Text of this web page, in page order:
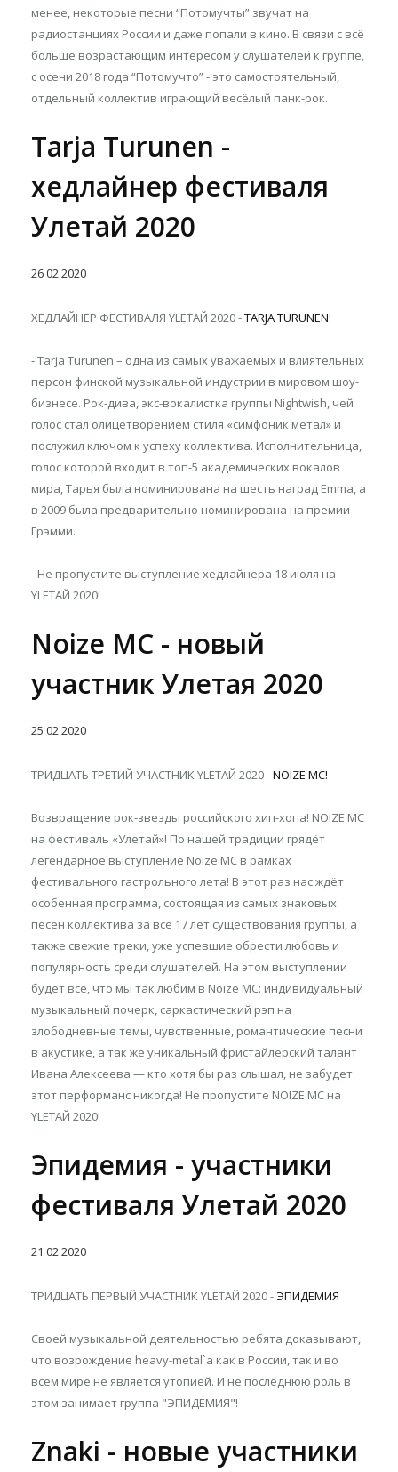
менее, некоторые песни “Потомучты” звучат на
радиостанциях России и даже попали в кино. В связи с всё
больше возрастающим интересом у слушателей к группе,
с осени 2018 года “Потомучто” - это самостоятельный,
отдельный коллектив играющий весёлый панк-рок.
Tarja Turunen -
хедлайнер фестиваля
Улетай 2020
26022020
ХЕДЛАЙНЕР ФЕСТИВАЛЯ YLETAЙ 2020 -TARJA TURUNEN!
- Tarja Turunen – одна из самых уважаемых и влиятельных
персон финской музыкальной индустрии в мировом шоу-
бизнесе. Рок-дива, экс-вокалистка группы Nightwish, чей
голос стал олицетворением стиля «симфоник метал» и
послужил ключом к успеху коллектива. Исполнительница,
голос которой входит в топ-5 академических вокалов
мира, Тарья была номинирована на шесть наград Emma, а
в 2009 была предварительно номинирована на премии
Грэмми.
- Не пропустите выступление хедлайнера 18 июля на
YLETAЙ 2020!
Noize MC - новый
участник Улетая 2020
25 022020
ТРИДЦАТЬ ТРЕТИЙ УЧАСТНИК YLETAЙ 2020 -NOIZE MC!
Возвращение рок-звезды российского хип-хопа! NOIZE MC
на фестиваль «Улетай»! По нашей традиции грядёт
легендарное выступление Noize MC в рамках
фестивального гастрольного лета! В этот раз нас ждёт
особенная программа, состоящая из самых знаковых
песен коллектива за все 17 лет существования группы, а
также свежие треки, уже успевшие обрести любовь и
популярность среди слушателей. На этом выступлении
будет всё, что мы так любим в Noize MC: индивидуальный
музыкальный почерк, саркастический рэп на
злободневные темы, чувственные, романтические песни
в акустике, а так же уникальный фристайлерский талант
Ивана Алексеева — кто хотя бы раз слышал, не забудет
этот перформанс никогда! Не пропустите NOIZE MC на
YLETAЙ 2020!
Эпидемия - участники
фестиваля Улетай 2020
21 022020
ТРИДЦАТЬ ПЕРВЫЙ УЧАСТНИК YLETAЙ 2020 - ЭПИДЕМИЯ
Своей музыкальной деятельностью ребята доказывают,
что возрождение heavy-metal`a как в России, так и во
всем мире не является утопией. И не последнюю роль в
этом занимает группа "ЭПИДЕМИЯ"!
Znaki - новые участники